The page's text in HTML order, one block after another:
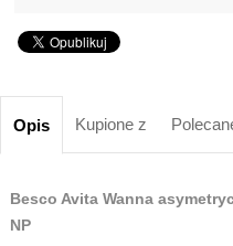
Opis Kupione z
Besco Avita Wanna
NP